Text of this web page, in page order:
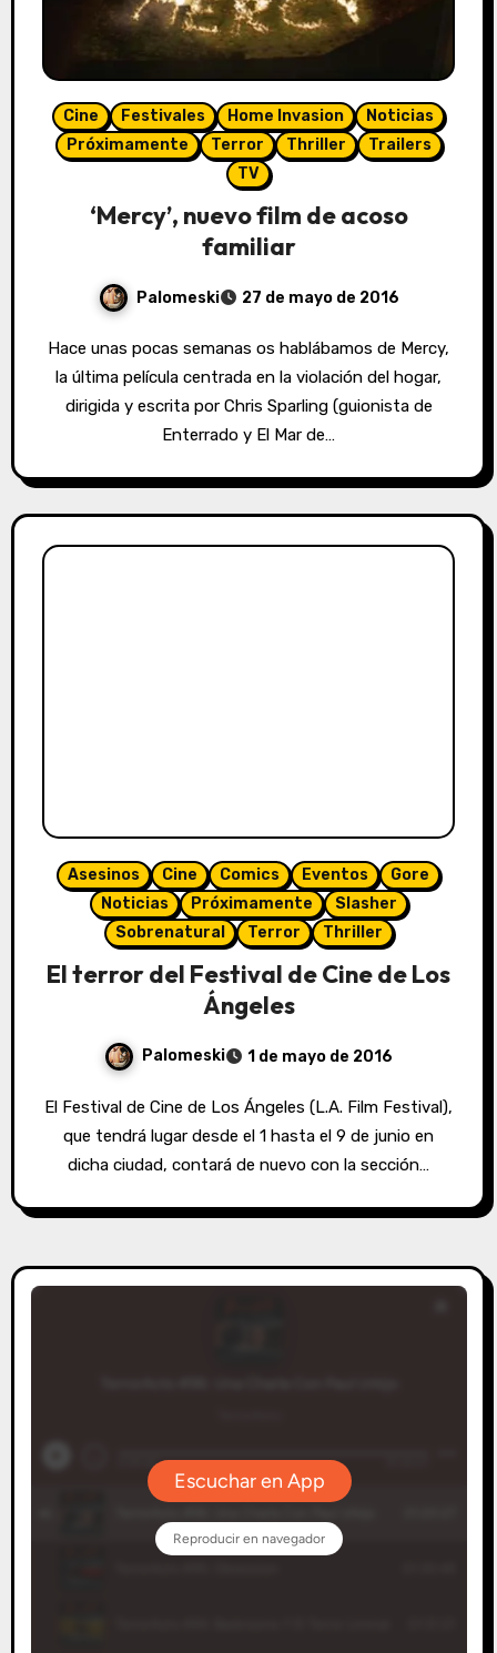
Cine Festivales Home Invasion
Noticias
Próximamente
Terror Thriller
Trailers
TV
‘Mercy’, nuevo film de acoso
familiar
Palomeski 27 de mayo de 2016
Hace unas pocas semanas os hablábamos de Mercy,
la última película centrada en la violación del hogar,
dirigida y escrita por Chris Sparling (guionista de
Enterrado y El Mar de…
Asesinos Cine Comics Eventos
Gore
Noticias
Próximamente
Slasher
Sobrenatural
Terror Thriller
El terror del Festival de Cine de Los
Ángeles
Palomeski 1 de mayo de 2016
El Festival de Cine de Los Ángeles (L.A. Film Festival),
que tendrá lugar desde el 1 hasta el 9 de junio en
dicha ciudad, contará de nuevo con la sección…